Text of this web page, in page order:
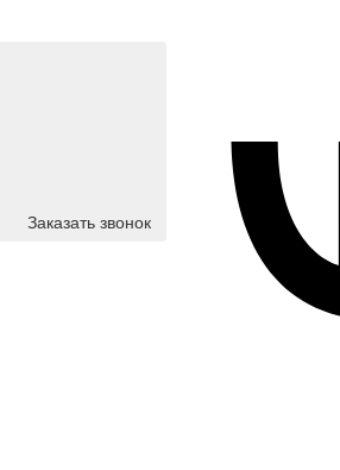
Заказать звонок